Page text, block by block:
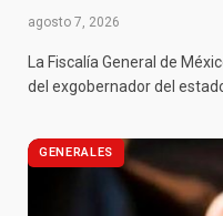
agosto 7, 2026
La Fiscalía General de
del exgobernador del
GENERALES